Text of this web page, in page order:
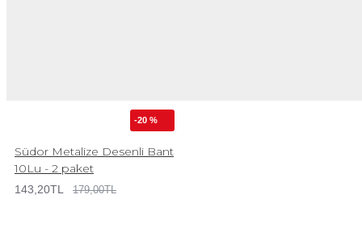
-20 %
Südor Metalize Desenli Bant
10Lu - 2 paket
143,20TL 179,00TL